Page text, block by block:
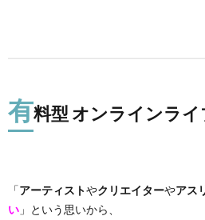
有料型 オンラインライ
「アーティストやクリエイターやアス
い 」という思いから、